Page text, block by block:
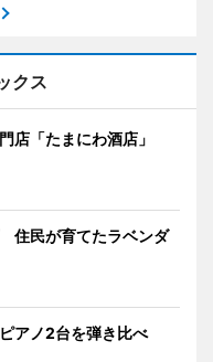
クス
店「たまにわ酒店」
住民が育てたラベンダ
アノ2台を弾き比べ